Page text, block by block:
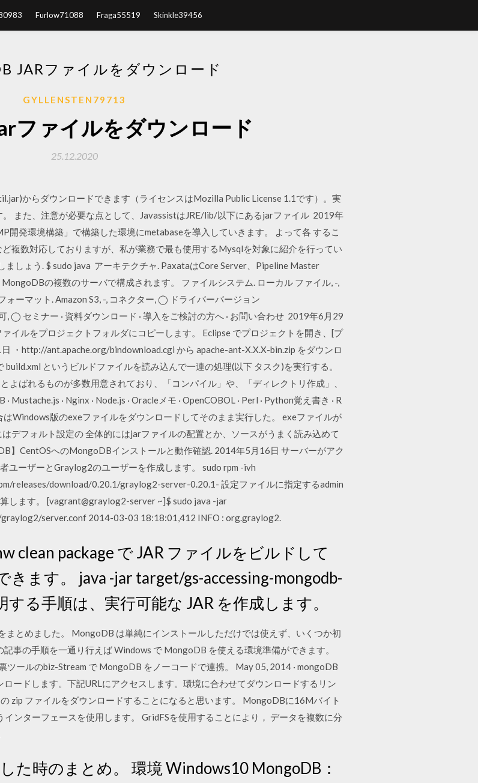
Furlow71088 Fraga55519 Skinkle39456
JARファイルをダウンロード
GYLLENSTEN79713
ファイルをダウンロード
25.12.2020
からダウンロードできます（ライセンスはMozilla Public License 1.1です）。実
また、注意が必要な点として、JavassistはJRE/lib/以下にあるjarファイル 2019年
開発環境構築」で構築した環境にmetabaseを導入していきます。 よって各 するこ
複数対応しておりますが、私が業務で最も使用するMysqlを対象に紹介を行ってい
しょう. $ sudo java アーキテクチャ. PaxataはCore Server、Pipeline Master
の複数のサーバで構成されます。 ファイルシステム. ローカル ファイル, -,
ーマット. Amazon S3, -, コネクター, ◯ ドライバーバージョン
◯ セミナー · 資料ダウンロード · 導入をご検討の方へ · お問い合わせ 2019年6月29
イルをプロジェクトフォルダにコピーします。 Eclipse でプロジェクトを開き、[プ
・http://ant.apache.org/bindownload.cgi から apache-ant-X.X.X-bin.zip をダウンロ
というビルドファイルを読み込んで一連の処理(以下 タスク)を実行する。
よばれるものが多数用意されており、「コンパイル」や、「ディレクトリ作成」、
· Nginx · Node.js · Oracleメモ · OpenCOBOL · Perl · Python覚え書き · R
はWindows版のexeファイルをダウンロードしてそのまま実行した。 exeファイルが
デフォルト設定の 全体的にはjarファイルの配置とか、ソースがうまく読み込めて
】CentOSへのMongoDBインストールと動作確認. 2014年5月16日 サーバーがアク
ユーザーとGraylog2のユーザーを作成します。 sudo rpm -ivh
releases/download/0.20.1/graylog2-server-0.20.1- 設定ファイルに指定するadmin
します。 [vagrant@graylog2-server ~]$ sudo java -jar
server.conf 2014-03-03 18:18:01,412 INFO : org.graylog2.
clean package で JAR ファイルをビルドして
ます。 java -jar target/gs-accessing-mongodb-
る手順は、実行可能な JAR を作成します。
とめました。 MongoDB は単純にインストールしただけでは使えず、いくつか初
事の手順を一通り行えば Windows で MongoDB を使える環境準備ができます。
ールのbiz-Stream で MongoDB をノーコードで連携。 May 05, 2014 · mongoDB
ードします。下記URLにアクセスします。環境に合わせてダウンロードするリン
zip ファイルをダウンロードすることになると思います。 MongoDBに16Mバイト
ンターフェースを使用します。 GridFSを使用することにより， データを複数に分
た時のまとめ。 環境 Windows10 MongoDB：